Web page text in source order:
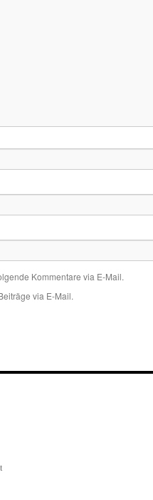
Kommentare via E-Mail.
via E-Mail.